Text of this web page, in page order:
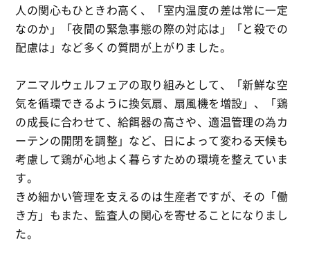
人の関心もひときわ高く、「室内温度の差は常に一定
なのか」「夜間の緊急事態の際の対応は」「と殺での
配慮は」など多くの質問が上がりました。
アニマルウェルフェアの取り組みとして、「新鮮な空
気を循環できるように換気扇、扇風機を増設」、「鶏
の成長に合わせて、給餌器の高さや、適温管理の為カ
ーテンの開閉を調整」など、日によって変わる天候も
考慮して鶏が心地よく暮らすための環境を整えていま
す。
きめ細かい管理を支えるのは生産者ですが、その「働
き方」もまた、監査人の関心を寄せることになりまし
た。